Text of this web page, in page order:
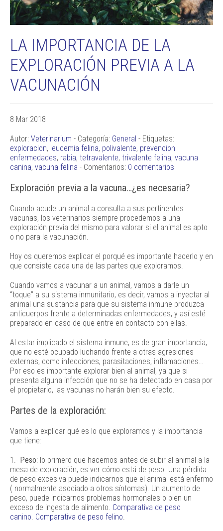
LA IMPORTANCIA DE LA
EXPLORACIÓN PREVIA A LA
VACUNACIÓN
8 Mar 2018
Autor: Veterinarium - Categoría: General - Etiquetas:
exploracion, leucemia felina, polivalente, prevencion
enfermedades, rabia, tetravalente, trivalente felina, vacuna
canina, vacuna felina - Comentarios: 0 comentarios
Exploración previa a la vacuna…¿es necesaria?
Cuando acude un animal a consulta a sus pertinentes
vacunas, los veterinarios siempre procedemos a una
exploración previa del mismo para valorar si el animal es apto
o no para la vacunación.
Hoy os queremos explicar el porqué es importante hacerlo y en
que consiste cada una de las partes que exploramos.
Cuando vamos a vacunar a un animal, vamos a darle un
“toque” a su sistema inmunitario, es decir, vamos a inyectar al
animal una sustancia para que su sistema inmune produzca
anticuerpos frente a determinadas enfermedades, y así esté
preparado en caso de que entre en contacto con ellas.
Al estar implicado el sistema inmune, es de gran importancia,
que no esté ocupado luchando frente a otras agresiones
externas, como infecciones, parasitaciones, inflamaciones…
Por eso es importante explorar bien al animal, ya que si
presenta alguna infección que no se ha detectado en casa por
el propietario, las vacunas no harán bien su efecto.
Partes de la exploración:
Vamos a explicar qué es lo que exploramos y la importancia
que tiene:
1.- Peso: lo primero que hacemos antes de subir al animal a la
mesa de exploración, es ver cómo está de peso. Una pérdida
de peso excesiva puede indicarnos que el animal está enfermo
( normalmente asociado a otros síntomas). Un aumento de
peso, puede indicarnos problemas hormonales o bien un
exceso de ingesta de alimento. Comparativa de peso
canino. Comparativa de peso felino.